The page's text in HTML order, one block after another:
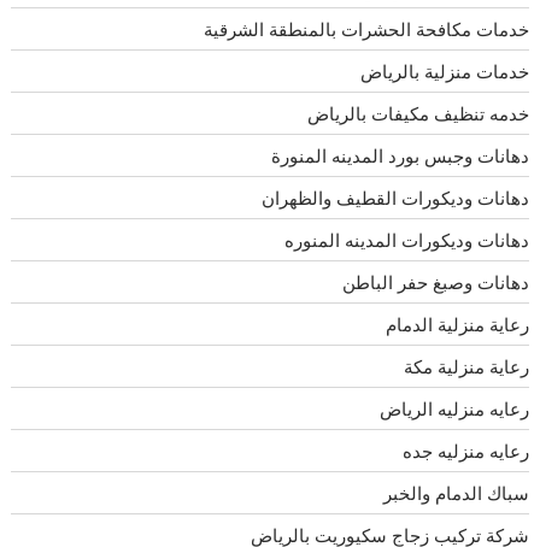
خدمات مكافحة الحشرات بالمنطقة الشرقية
خدمات منزلية بالرياض
خدمه تنظيف مكيفات بالرياض
دهانات وجبس بورد المدينه المنورة
دهانات وديكورات القطيف والظهران
دهانات وديكورات المدينه المنوره
دهانات وصبغ حفر الباطن
رعاية منزلية الدمام
رعاية منزلية مكة
رعايه منزليه الرياض
رعايه منزليه جده
سباك الدمام والخبر
شركة تركيب زجاج سكيوريت بالرياض